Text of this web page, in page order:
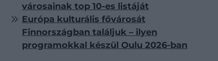
városainak top 10-es listáját
Európa kulturális fővárosát
Finnországban találjuk – ilyen
programokkal készül Oulu 2026-ban